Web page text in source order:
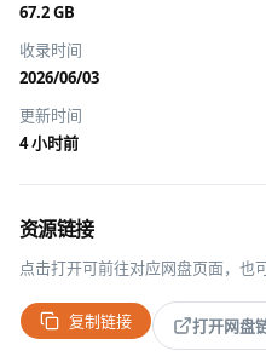
67.2 GB
收录时间
2026/06/03
更新时间
4 小时前
资源链接
点击打开可前往对应网盘页面，也
复制链接 打开网盘